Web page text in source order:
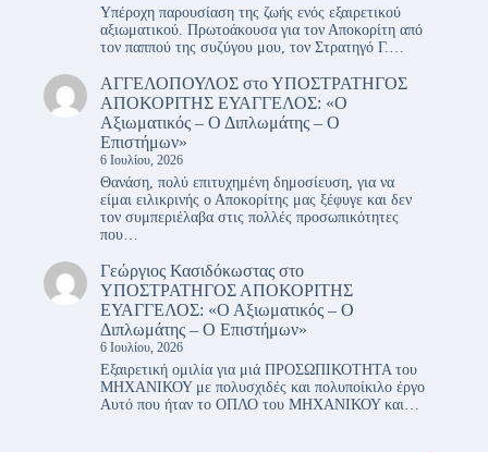
Υπέροχη παρουσίαση της ζωής ενός εξαιρετικού
αξιωματικού. Πρωτοάκουσα για τον Αποκορίτη από
τον παππού της συζύγου μου, τον Στρατηγό Γ.…
ΑΓΓΕΛΟΠΟΥΛΟΣ στοΥΠΟΣΤΡΑΤΗΓΟΣ
ΑΠΟΚΟΡΙΤΗΣ ΕΥΑΓΓΕΛΟΣ: «Ο
Αξιωματικός – Ο Διπλωμάτης – Ο
Επιστήμων»
6 Ιουλίου, 2026
Θανάση, πολύ επιτυχημένη δημοσίευση, για να
είμαι ειλικρινής ο Αποκορίτης μας ξέφυγε και δεν
τον συμπεριέλαβα στις πολλές προσωπικότητες
που…
Γεώργιος Κασιδόκωστας στο
ΥΠΟΣΤΡΑΤΗΓΟΣ ΑΠΟΚΟΡΙΤΗΣ
ΕΥΑΓΓΕΛΟΣ: «Ο Αξιωματικός – Ο
Διπλωμάτης – Ο Επιστήμων»
6 Ιουλίου, 2026
Εξαιρετική ομιλία για μιά ΠΡΟΣΩΠΙΚΟΤΗΤΑ του
ΜΗΧΑΝΙΚΟΥ με πολυσχιδές και πολυποίκιλο έργο
Αυτό που ήταν το ΟΠΛΟ του ΜΗΧΑΝΙΚΟΥ και…